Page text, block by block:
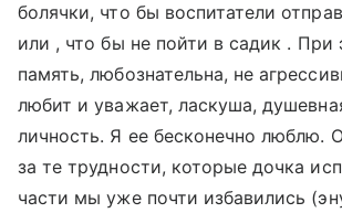
болячки, что бы воспитатели
или , что бы не пойти в садик . При
память, любознательна, не
любит и уважает, ласкуша,
личность. Я ее бесконечно люблю.
за те трудности, которые дочка
части мы уже почти избавились